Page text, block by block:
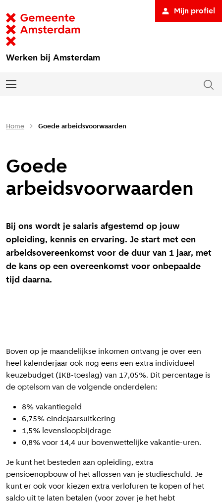
Werken bij Amsterdam
Mijn profiel
Home Goede arbeidsvoorwaarden
Goede
arbeidsvoorwaarden
Bij ons wordt je salaris afgestemd op jouw
opleiding, kennis en ervaring. Je start met een
arbeidsovereenkomst voor de duur van 1 jaar, met
de kans op een overeenkomst voor onbepaalde
tijd daarna.
Boven op je maandelijkse inkomen ontvang je over een
heel kalenderjaar ook nog eens een extra individueel
keuzebudget (IKB-toeslag) van 17,05%. Dit percentage is
de optelsom van de volgende onderdelen:
8% vakantiegeld
6,75% eindejaarsuitkering
1,5% levensloopbijdrage
0,8% voor 14,4 uur bovenwettelijke vakantie-uren.
Je kunt het besteden aan opleiding, extra
pensioenopbouwof het aflossen van je studieschuld. Je
kunt er ook voor kiezen extra verlofuren te kopen of het
saldo uit te laten betalen (voor zover je het hebt